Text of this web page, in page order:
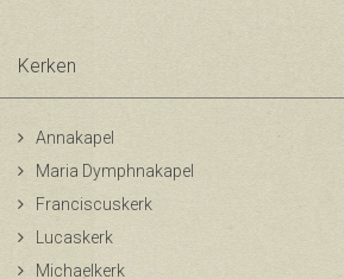
Kerken
Annakapel
Maria Dymphnakapel
Franciscuskerk
Lucaskerk
Michaelkerk